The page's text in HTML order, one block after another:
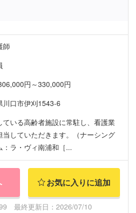
師
円～330,000円
川口市伊刈1543-6
ている高齢者施設に常駐し、看護業
当していただきます。（ナーシング
：ラ・ヴィ南浦和［...
お気に入りに追加
最終更新日：2026/07/10